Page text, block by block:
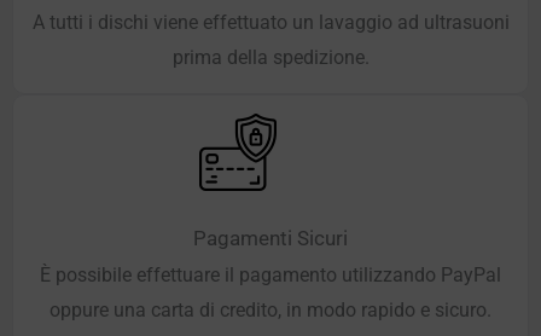
A tutti i dischi viene effettuato un lavaggio ad ultrasuoni
prima della spedizione.
Pagamenti Sicuri
È possibile effettuare il pagamento utilizzando PayPal
oppure una carta di credito, in modo rapido e sicuro.